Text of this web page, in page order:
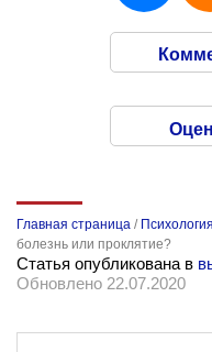
Главная страница / Психология
болезнь или проклятие?
Статья опубликована в
Обновлено 22.07.2020